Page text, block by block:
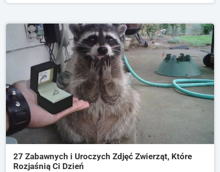
27 Zabawnych i Uroczych Zdjęć Zwierząt, Które
Rozjaśnią Ci Dzień